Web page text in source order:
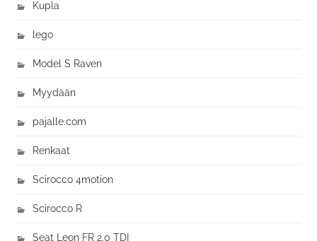
Kupla
lego
Model S Raven
Myydään
pajalle.com
Renkaat
Scirocco 4motion
Scirocco R
Seat Leon FR 2.0 TDI